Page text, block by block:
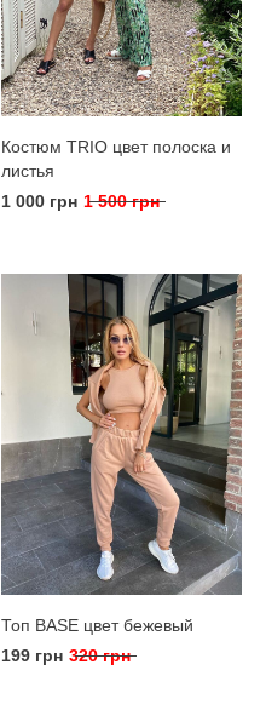
Костюм TRIO цвет полоска и
листья
1 000 грн 1 500 грн
Топ BASE цвет бежевый
199 грн 320 грн